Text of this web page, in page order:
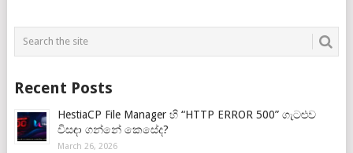
Recent Posts
HestiaCP File Manager හි “HTTP ERROR 500” ගැටළුව
විසඳා ගන්නේ කෙසේද?
March 26, 2026